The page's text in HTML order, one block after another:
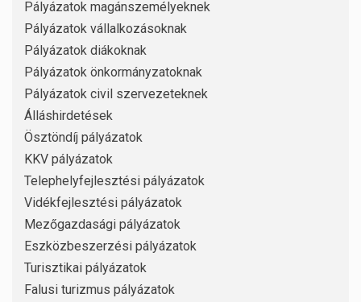
Pályázatok magánszemélyeknek
Pályázatok vállalkozásoknak
Pályázatok diákoknak
Pályázatok önkormányzatoknak
Pályázatok civil szervezeteknek
Álláshirdetések
Ösztöndíj pályázatok
KKV pályázatok
Telephelyfejlesztési pályázatok
Vidékfejlesztési pályázatok
Mezőgazdasági pályázatok
Eszközbeszerzési pályázatok
Turisztikai pályázatok
Falusi turizmus pályázatok